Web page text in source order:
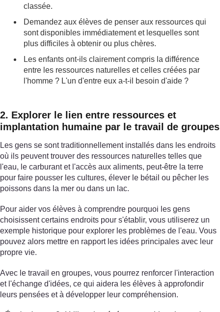
classée.
Demandez aux élèves de penser aux ressources qui
sont disponibles immédiatement et lesquelles sont
plus difficiles à obtenir ou plus chères.
Les enfants ont-ils clairement compris la différence
entre les ressources naturelles et celles créées par
l'homme ? L'un d'entre eux a-t-il besoin d'aide ?
2. Explorer le lien entre ressources et
implantation humaine par le travail de groupes
Les gens se sont traditionnellement installés dans les endroits
où ils peuvent trouver des ressources naturelles telles que
l'eau, le carburant et l'accès aux aliments, peut-être la terre
pour faire pousser les cultures, élever le bétail ou pêcher les
poissons dans la mer ou dans un lac.
Pour aider vos élèves à comprendre pourquoi les gens
choisissent certains endroits pour s'établir, vous utiliserez un
exemple historique pour explorer les problèmes de l'eau. Vous
pouvez alors mettre en rapport les idées principales avec leur
propre vie.
Avec le travail en groupes, vous pourrez renforcer l'interaction
et l'échange d'idées, ce qui aidera les élèves à approfondir
leurs pensées et à développer leur compréhension.